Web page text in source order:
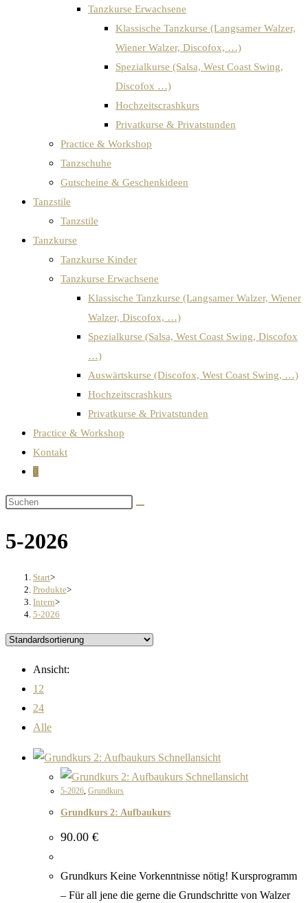
Tanzkurse Erwachsene
Klassische Tanzkurse (Langsamer Walzer,
Wiener Walzer, Discofox, …)
Spezialkurse (Salsa, West Coast Swing,
Discofox …)
Hochzeitscrashkurs
Privatkurse & Privatstunden
Practice & Workshop
Tanzschuhe
Gutscheine & Geschenkideen
Tanzstile
Tanzstile
Tanzkurse
Tanzkurse Kinder
Tanzkurse Erwachsene
Klassische Tanzkurse (Langsamer Walzer, Wiener
Walzer, Discofox, …)
Spezialkurse (Salsa, West Coast Swing, Discofox
…)
Auswärtskurse (Discofox, West Coast Swing, …)
Hochzeitscrashkurs
Privatkurse & Privatstunden
Practice & Workshop
Kontakt
0
5-2026
Start>
Produkte>
Intern>
5-2026
Ansicht:
12
24
Alle
Schnellansicht
Schnellansicht
5-2026, Grundkurs
Grundkurs 2: Aufbaukurs
90.00 €
Grundkurs Keine Vorkenntnisse nötig! Kursprogramm
– Für all jene die gerne die Grundschritte von Walzer